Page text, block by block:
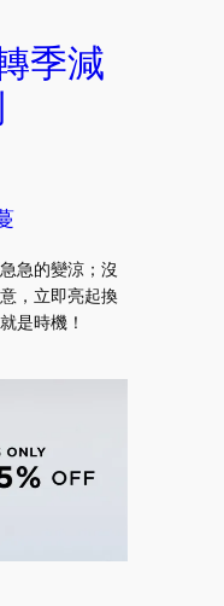
季減
急的變涼；沒
，立即亮起換
是時機！